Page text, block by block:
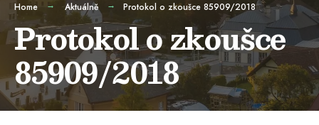
Home Aktuálně Protokol o zkoušce 85909/2018
Protokol o zkoušce
85909/2018